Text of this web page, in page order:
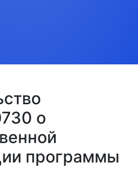
о
программы